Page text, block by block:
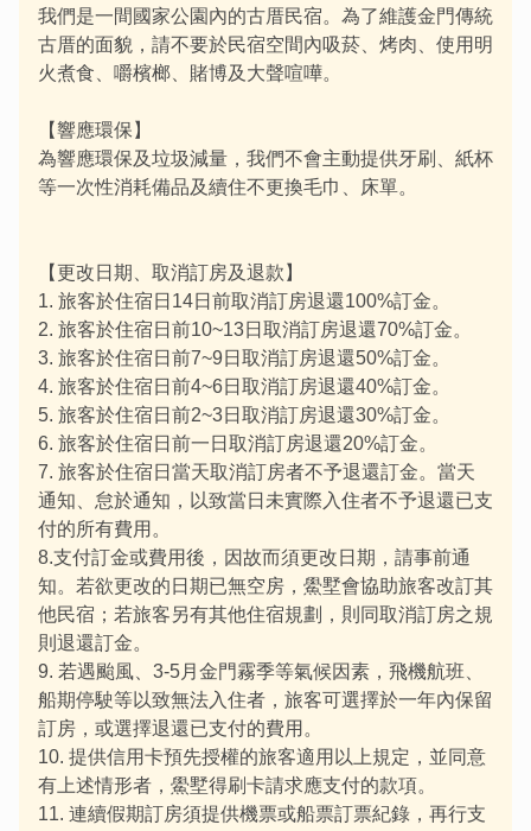
我們是一間國家公園內的古厝民宿。為了維護金門傳統
古厝的面貌，請不要於民宿空間內吸菸、烤肉、使用明
火煮食、嚼檳榔、賭博及大聲喧嘩。
【響應環保】
為響應環保及垃圾減量，我們不會主動提供牙刷、紙杯
等一次性消耗備品及續住不更換毛巾、床單。
【更改日期、取消訂房及退款】
1. 旅客於住宿日14日前取消訂房退還100%訂金。
2. 旅客於住宿日前10~13日取消訂房退還70%訂金。
3. 旅客於住宿日前7~9日取消訂房退還50%訂金。
4. 旅客於住宿日前4~6日取消訂房退還40%訂金。
5. 旅客於住宿日前2~3日取消訂房退還30%訂金。
6. 旅客於住宿日前一日取消訂房退還20%訂金。
7. 旅客於住宿日當天取消訂房者不予退還訂金。當天
通知、怠於通知，以致當日未實際入住者不予退還已支
付的所有費用。
8.支付訂金或費用後，因故而須更改日期，請事前通
知。若欲更改的日期已無空房，鱟墅會協助旅客改訂其
他民宿；若旅客另有其他住宿規劃，則同取消訂房之規
則退還訂金。
9. 若遇颱風、3-5月金門霧季等氣候因素，飛機航班、
船期停駛等以致無法入住者，旅客可選擇於一年內保留
訂房，或選擇退還已支付的費用。
10. 提供信用卡預先授權的旅客適用以上規定，並同意
有上述情形者，鱟墅得刷卡請求應支付的款項。
11. 連續假期訂房須提供機票或船票訂票紀錄，再行支